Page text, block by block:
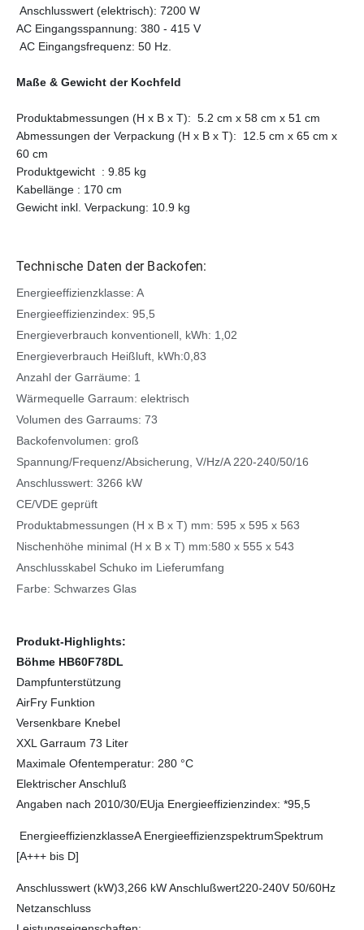
Anschlusswert (elektrisch): 7200 W
AC Eingangsspannung: 380 - 415 V
AC Eingangsfrequenz: 50 Hz.
Maße & Gewicht der Kochfeld
Produktabmessungen (H x B x T): 5.2 cm x 58 cm x 51 cm
Abmessungen der Verpackung (H x B x T): 12.5 cm x 65 cm x
60 cm
Produktgewicht : 9.85 kg
Kabellänge : 170 cm
Gewicht inkl. Verpackung: 10.9 kg
Technische Daten der Backofen:
Energieeffizienzklasse: A
Energieeffizienzindex: 95,5
Energieverbrauch konventionell, kWh: 1,02
Energieverbrauch Heißluft, kWh:0,83
Anzahl der Garräume: 1
Wärmequelle Garraum: elektrisch
Volumen des Garraums: 73
Backofenvolumen: groß
Spannung/Frequenz/Absicherung, V/Hz/A 220-240/50/16
Anschlusswert: 3266 kW
CE/VDE geprüft
Produktabmessungen (H x B x T) mm: 595 x 595 x 563
Nischenhöhe minimal (H x B x T) mm:580 x 555 x 543
Anschlusskabel Schuko im Lieferumfang
Farbe: Schwarzes Glas
Produkt-Highlights:
Böhme HB60F78DL
Dampfunterstützung
AirFry Funktion
Versenkbare Knebel
XXL Garraum 73 Liter
Maximale Ofentemperatur: 280 °C
Elektrischer Anschluß
Angaben nach 2010/30/EUja Energieeffizienzindex: *95,5
EnergieeffizienzklasseA EnergieeffizienzspektrumSpektrum
[A+++ bis D]
Anschlusswert (kW)3,266 kW Anschlußwert220-240V 50/60Hz
Netzanschluss